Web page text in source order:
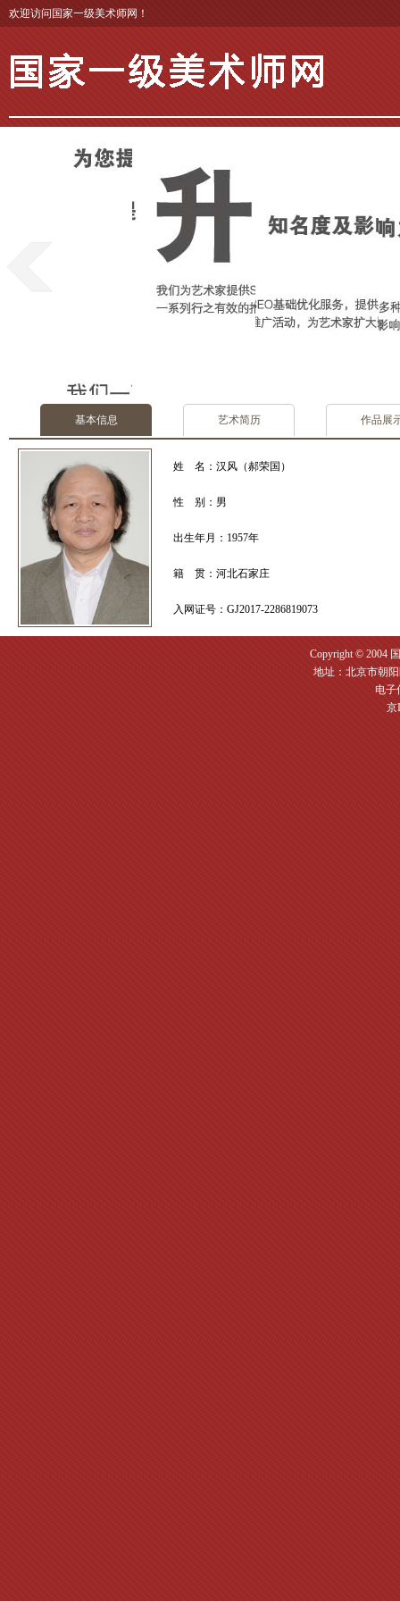
欢迎访问国家一级美术师网！
基本信息 艺术简历 作品展
姓 名：汉风（郝荣国）
性 别：男
出生年月：1957年
籍 贯：河北石家庄
入网证号：GJ2017-2286819073
Copyright © 2004
地址：北京市朝
电子
京